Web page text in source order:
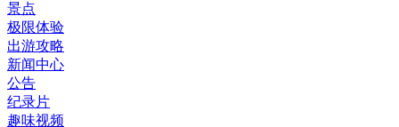
景点
极限体验
出游攻略
新闻中心
公告
纪录片
趣味视频